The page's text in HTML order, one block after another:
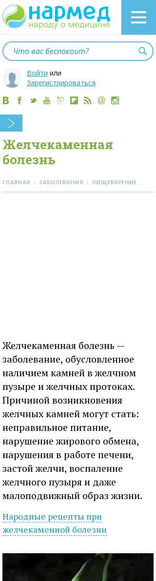
Войти или
Зарегистрироваться
Желчекаменная
болезнь
ГЛАВНАЯ › ЗАБОЛЕВАНИЯ › ПИЩЕВАРЕНИЕ
Желчекаменная болезнь —
заболевание, обусловленное
наличием камней в желчном
пузыре и желчных протоках.
Причиной возникновения
желчных камней могут стать:
неправильное питание,
нарушение жирового обмена,
нарушения в работе печени,
застой желчи, воспаление
желчного пузыря и даже
малоподвижный образ жизни.
Народные рецепты при
желчекаменной болезни